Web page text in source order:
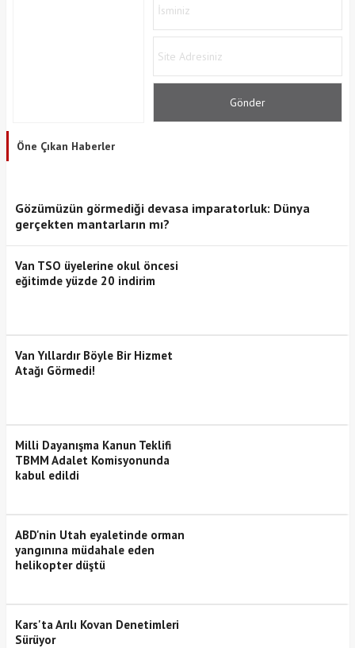
Öne Çıkan Haberler
Gözümüzün görmediği devasa imparatorluk: Dünya
gerçekten mantarların mı?
Van TSO üyelerine okul öncesi
eğitimde yüzde 20 indirim
Van Yıllardır Böyle Bir Hizmet
Atağı Görmedi!
Milli Dayanışma Kanun Teklifi
TBMM Adalet Komisyonunda
kabul edildi
ABD'nin Utah eyaletinde orman
yangınına müdahale eden
helikopter düştü
Kars'ta Arılı Kovan Denetimleri
Sürüyor